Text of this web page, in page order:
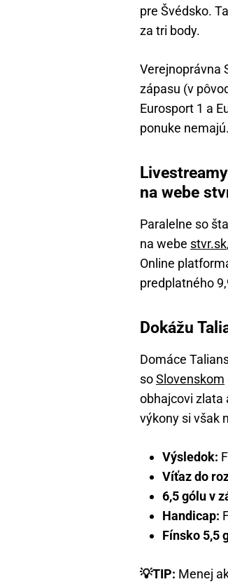
pre Švédsko.
za tri body.
Verejnoprávna
zápasu (v
Eurosport 1 a
ponuke nemajú.
na webe
Paralelne so
na webe stvr.sk
Online
predplatného
Dokážu
Domáce
soSlovenskom
obhajcovi zlata
výkony si však
Výsledok:
Víťaz do
6,5 gólu v
Handicap:
Fínsko 5,5
💡TIP: Menej